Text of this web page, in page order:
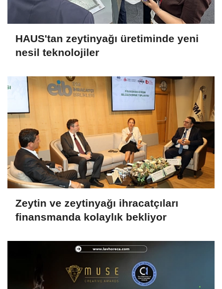
HAUS'tan zeytinyağı üretiminde yeni
nesil teknolojiler
Zeytin ve zeytinyağı ihracatçıları
finansmanda kolaylık bekliyor